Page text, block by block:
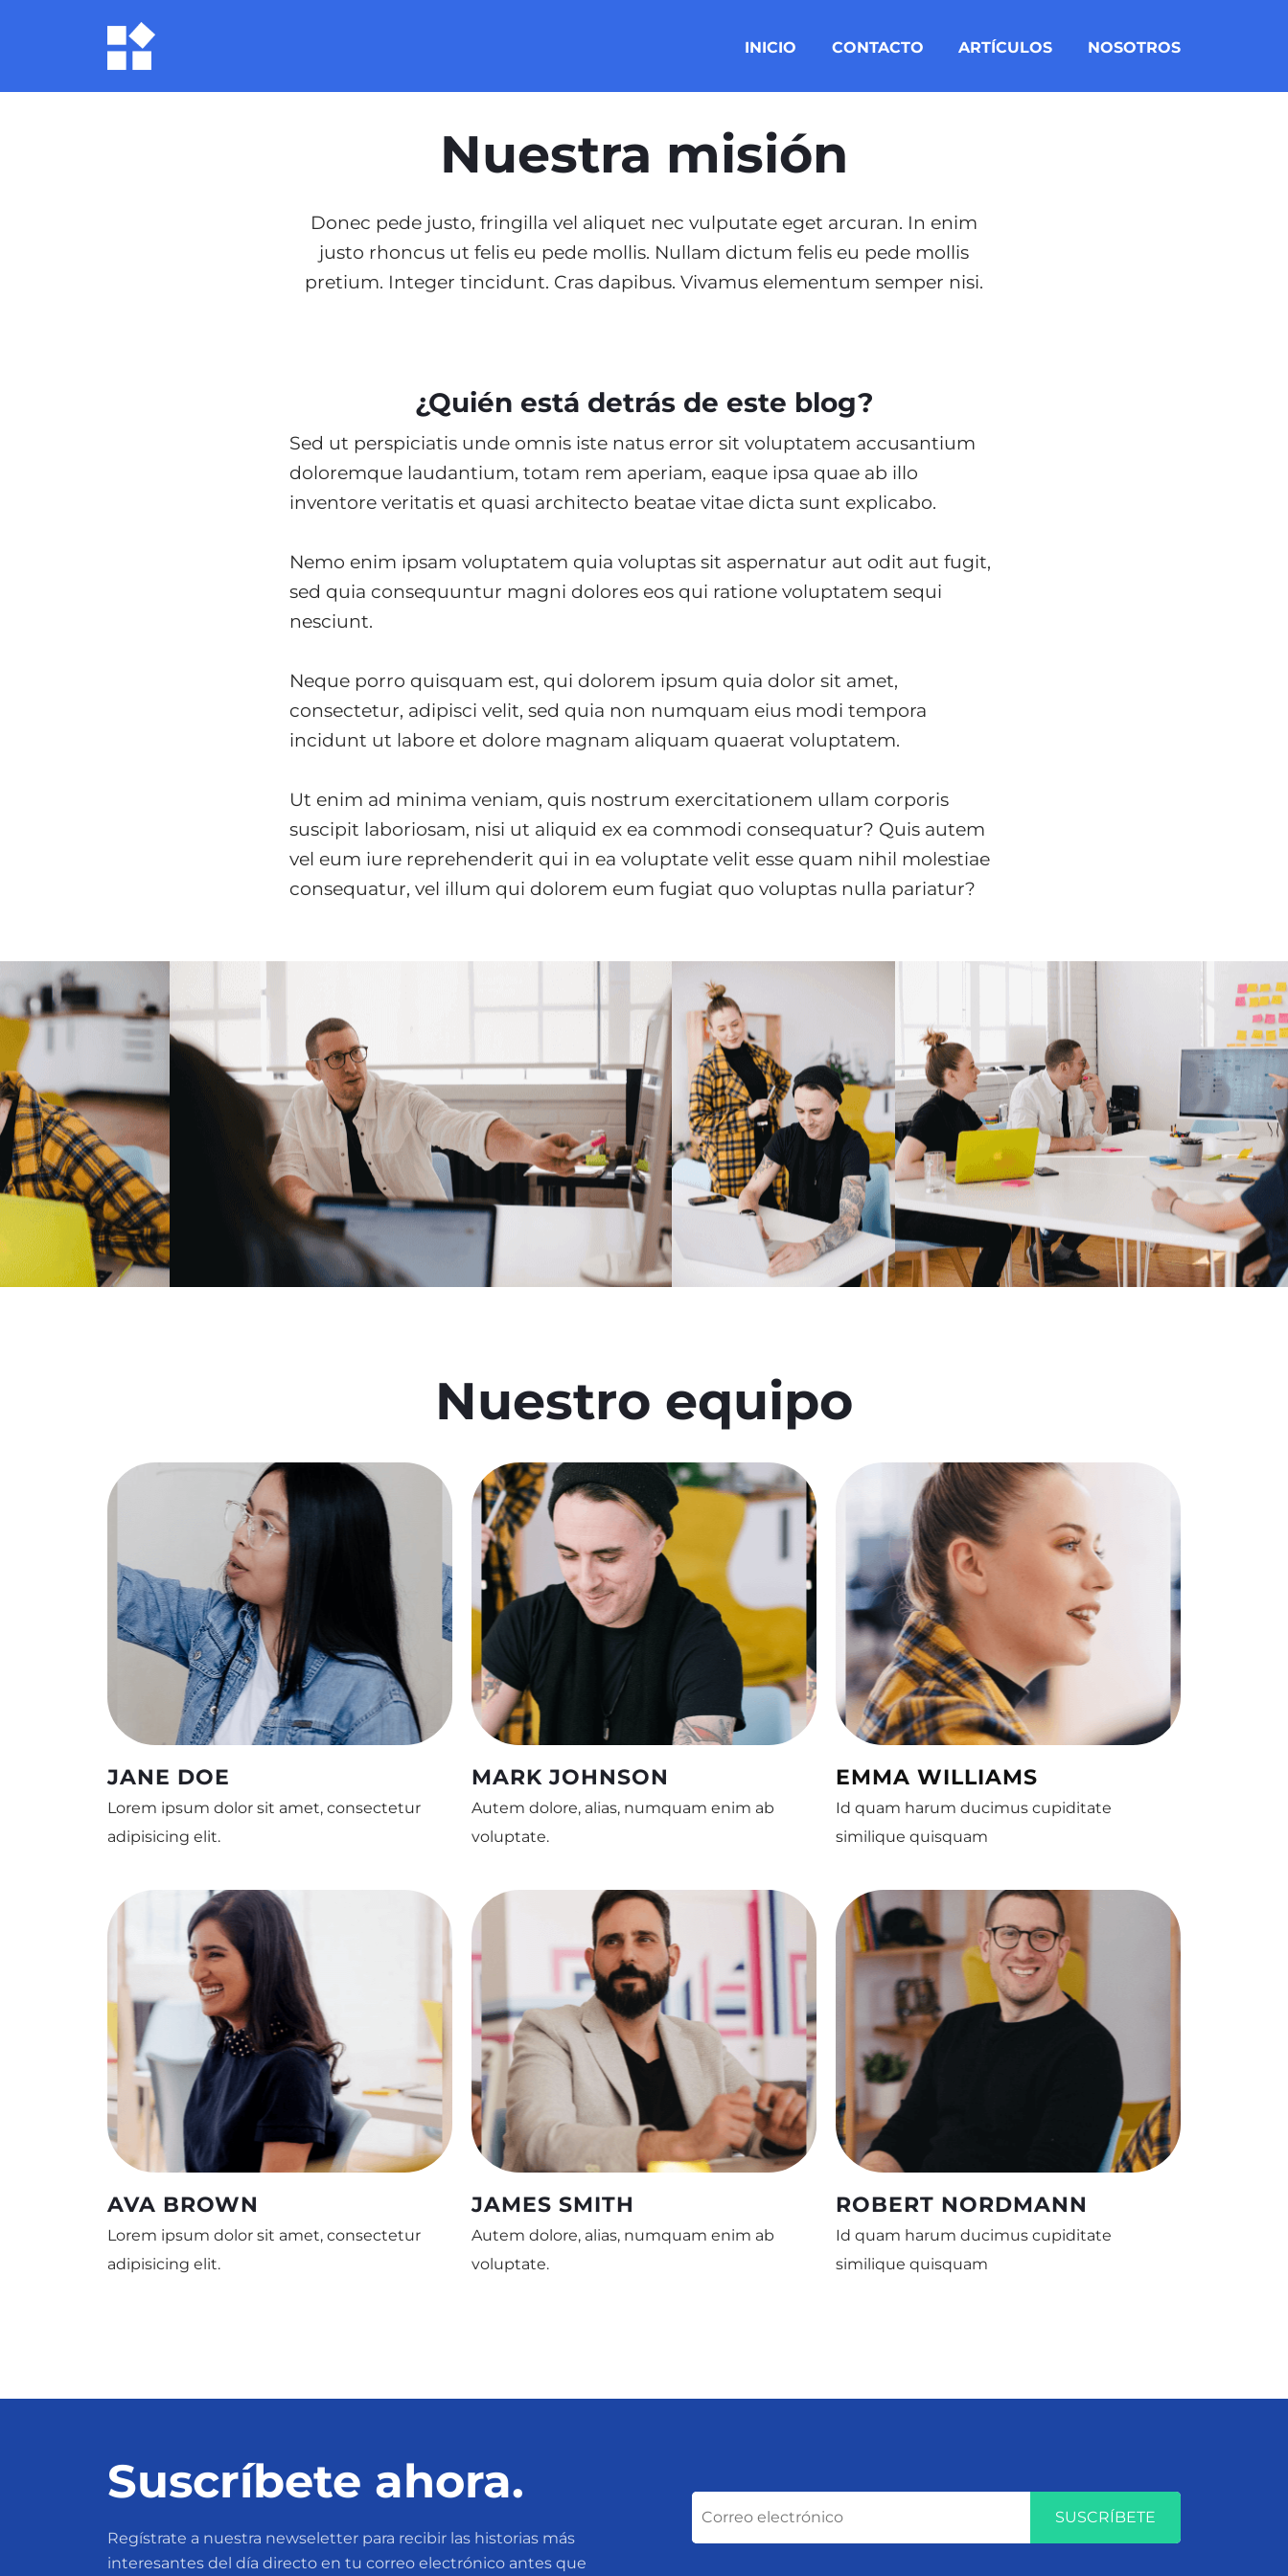
INICIO CONTACTO ARTÍCULOS NOSOTROS
Nuestra misión
Donec pede justo, fringilla vel aliquet nec vulputate eget arcuran. In enim
justo rhoncus ut felis eu pede mollis. Nullam dictum felis eu pede mollis
pretium. Integer tincidunt. Cras dapibus. Vivamus elementum semper nisi.
¿Quién está detrás de este blog?
Sed ut perspiciatis unde omnis iste natus error sit voluptatem accusantium
doloremque laudantium, totam rem aperiam, eaque ipsa quae ab illo
inventore veritatis et quasi architecto beatae vitae dicta sunt explicabo.
Nemo enim ipsam voluptatem quia voluptas sit aspernatur aut odit aut fugit,
sed quia consequuntur magni dolores eos qui ratione voluptatem sequi
nesciunt.
Neque porro quisquam est, qui dolorem ipsum quia dolor sit amet,
consectetur, adipisci velit, sed quia non numquam eius modi tempora
incidunt ut labore et dolore magnam aliquam quaerat voluptatem.
Ut enim ad minima veniam, quis nostrum exercitationem ullam corporis
suscipit laboriosam, nisi ut aliquid ex ea commodi consequatur? Quis autem
vel eum iure reprehenderit qui in ea voluptate velit esse quam nihil molestiae
consequatur, vel illum qui dolorem eum fugiat quo voluptas nulla pariatur?
Nuestro equipo
JANE DOE
Lorem ipsum dolor sit amet, consectetur
adipisicing elit.
MARK JOHNSON
Autem dolore, alias, numquam enim ab
voluptate.
EMMA WILLIAMS
Id quam harum ducimus cupiditate
similique quisquam
AVA BROWN
Lorem ipsum dolor sit amet, consectetur
adipisicing elit.
JAMES SMITH
Autem dolore, alias, numquam enim ab
voluptate.
ROBERT NORDMANN
Id quam harum ducimus cupiditate
similique quisquam
Suscríbete ahora.
Regístrate a nuestra newseletter para recibir las historias más
interesantes del día directo en tu correo electrónico antes que
SUSCRÍBETE